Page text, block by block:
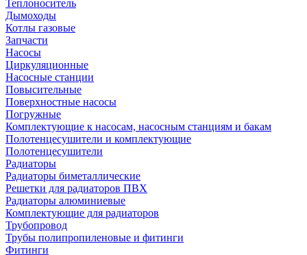
Теплоноситель
Дымоходы
Котлы газовые
Запчасти
Насосы
Циркуляционные
Насосные станции
Повысительные
Поверхностные насосы
Погружные
Комплектующие к насосам, насосным станциям и бакам
Полотенцесушители и комплектующие
Полотенцесушители
Радиаторы
Радиаторы биметаллические
Решетки для радиаторов ПВХ
Радиаторы алюминиевые
Комплектующие для радиаторов
Трубопровод
Трубы полипропиленовые и фитинги
Фитинги